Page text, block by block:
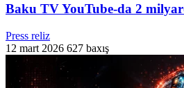
Baku TV YouTube-da 2
Press reliz
12 mart 2026 627 baxış